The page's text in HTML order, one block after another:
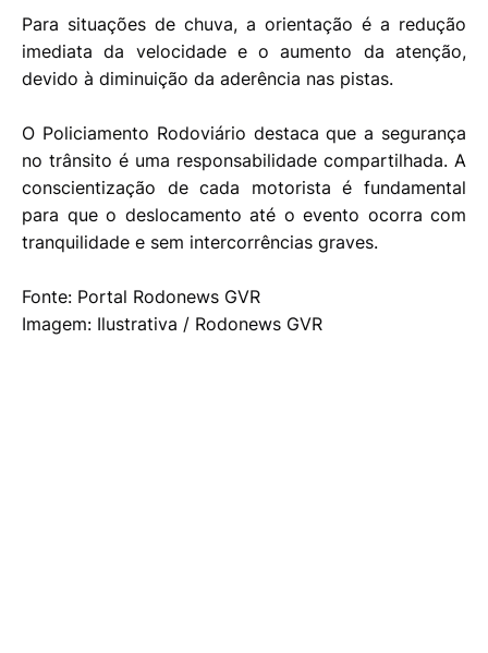
Para situações de chuva, a orientação é a redução
imediata da velocidade e o aumento da atenção,
devido à diminuição da aderência nas pistas.
O Policiamento Rodoviário destaca que a segurança
no trânsito é uma responsabilidade compartilhada. A
conscientização de cada motorista é fundamental
para que o deslocamento até o evento ocorra com
tranquilidade e sem intercorrências graves.
Fonte: Portal Rodonews GVR
Imagem: Ilustrativa / Rodonews GVR